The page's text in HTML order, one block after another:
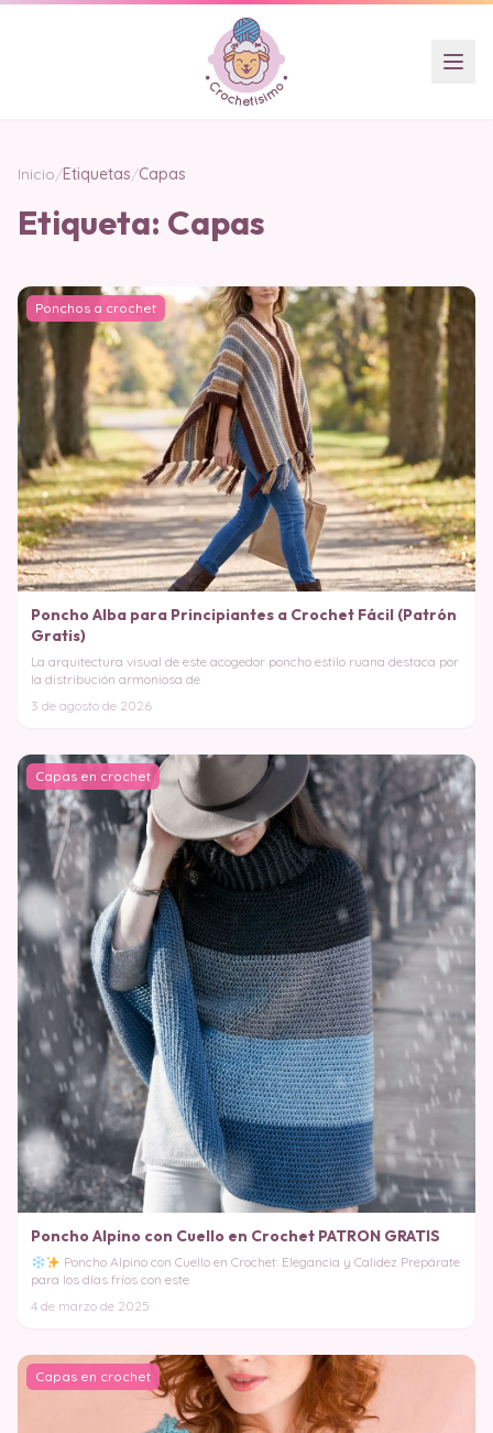
Inicio/Etiquetas/Capas
Etiqueta: Capas
Ponchos a crochet
Poncho Alba para Principiantes a Crochet Fácil (Patrón
Gratis)
La arquitectura visual de este acogedor poncho estilo ruana destaca por
la distribución armoniosa de
3 de agosto de 2026
Capas en crochet
Poncho Alpino con Cuello en Crochet PATRON GRATIS
Poncho Alpino con Cuello en Crochet: Elegancia y Calidez Prepárate
para los días fríos con este
4 de marzo de 2025
Capas en crochet